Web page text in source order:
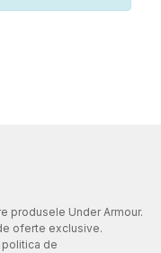
produsele Under Armour.
oferte exclusive.
politica de